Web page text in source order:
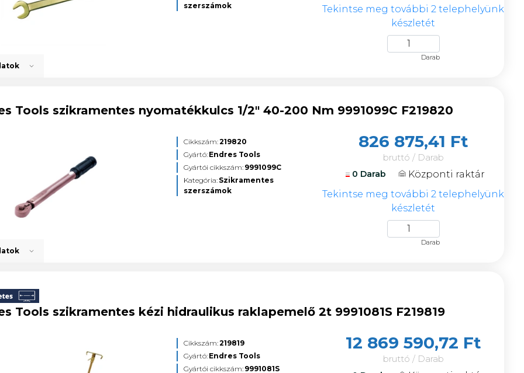
szerszámok
Tekintse meg további 2 telephelyünk
készletét
Darab
Tools szikramentes nyomatékkulcs 1/2" 40-200 Nm 9991099C F219820
Cikkszám:219820
Gyártó: Endres Tools
Gyártói cikkszám: 9991099C
Kategória: Szikramentes
szerszámok
826 875,41 Ft
bruttó / Darab
0 Darab
Központi raktár
Tekintse meg további 2 telephelyünk
készletét
Darab
Tools szikramentes kézi hidraulikus raklapemelő 2t 9991081S F219819
Cikkszám:219819
Gyártó: Endres Tools
Gyártói cikkszám: 9991081S
12 869 590,72 Ft
bruttó / Darab